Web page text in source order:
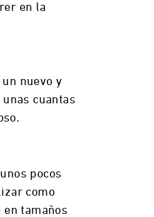
en la
nuevo y
cuantas
pocos
como
tamaños